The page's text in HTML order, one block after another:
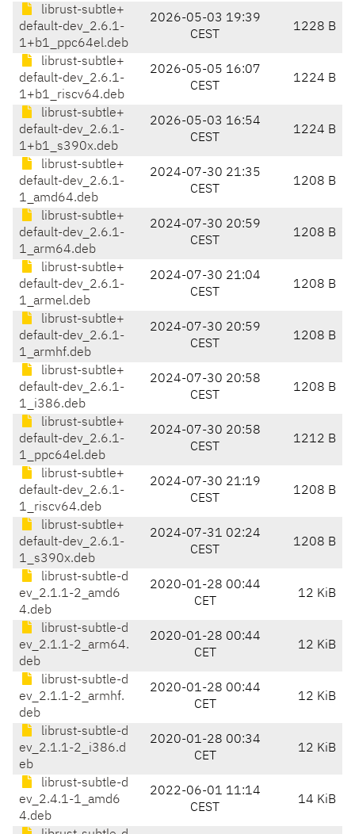
librust-subtle+
default-dev_2.6.1-
1+b1_ppc64el.deb
2026-05-03 19:39
CEST
1228 B
librust-subtle+
default-dev_2.6.1-
1+b1_riscv64.deb
2026-05-05 16:07
CEST
1224 B
librust-subtle+
default-dev_2.6.1-
1+b1_s390x.deb
2026-05-03 16:54
CEST
1224 B
librust-subtle+
default-dev_2.6.1-
1_amd64.deb
2024-07-30 21:35
CEST
1208 B
librust-subtle+
default-dev_2.6.1-
1_arm64.deb
2024-07-30 20:59
CEST
1208 B
librust-subtle+
default-dev_2.6.1-
1_armel.deb
2024-07-30 21:04
CEST
1208 B
librust-subtle+
default-dev_2.6.1-
1_armhf.deb
2024-07-30 20:59
CEST
1208 B
librust-subtle+
default-dev_2.6.1-
1_i386.deb
2024-07-30 20:58
CEST
1208 B
librust-subtle+
default-dev_2.6.1-
1_ppc64el.deb
2024-07-30 20:58
CEST
1212 B
librust-subtle+
default-dev_2.6.1-
1_riscv64.deb
2024-07-30 21:19
CEST
1208 B
librust-subtle+
default-dev_2.6.1-
1_s390x.deb
2024-07-31 02:24
CEST
1208 B
librust-subtle-d
ev_2.1.1-2_amd6
4.deb
2020-01-28 00:44
CET
12 KiB
librust-subtle-d
ev_2.1.1-2_arm64.
deb
2020-01-28 00:44
CET
12 KiB
librust-subtle-d
ev_2.1.1-2_armhf.
deb
2020-01-28 00:44
CET
12 KiB
librust-subtle-d
ev_2.1.1-2_i386.d
eb
2020-01-28 00:34
CET
12 KiB
librust-subtle-d
ev_2.4.1-1_amd6
4.deb
2022-06-01 11:14
CEST
14 KiB